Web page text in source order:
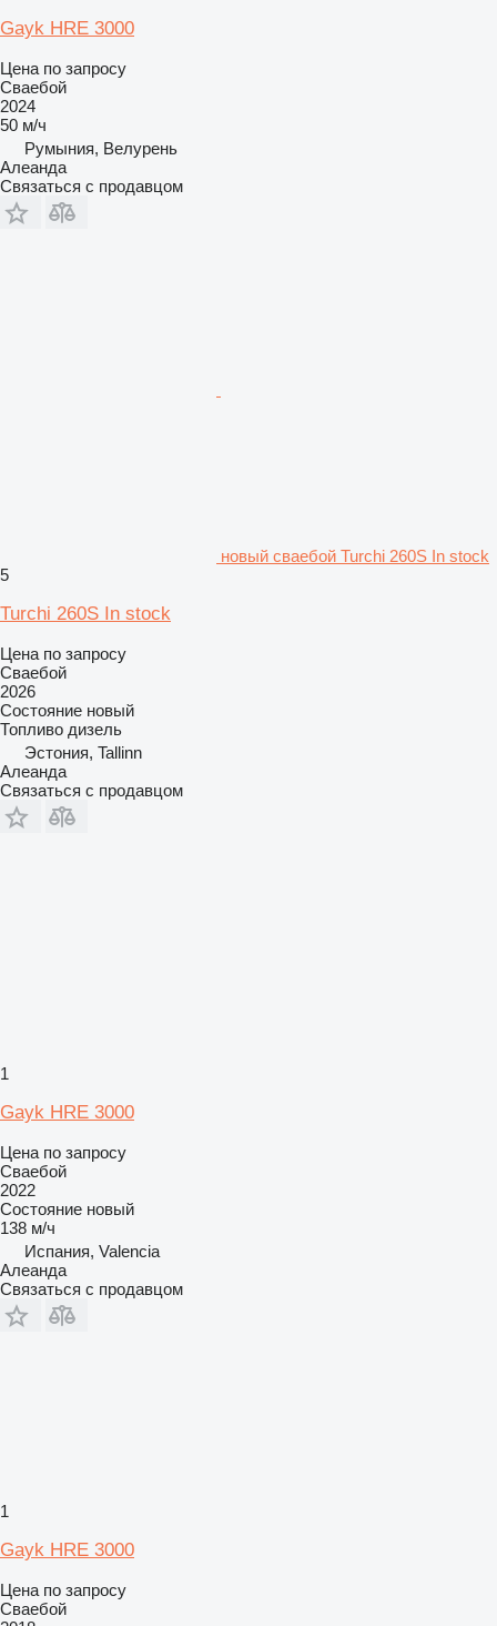
Gayk HRE 3000
Цена по запросу
Сваебой
2024
50 м/ч
Румыния, Велурень
Алеанда
Связаться с продавцом
новый сваебой Turchi 260S In stock
5
Turchi 260S In stock
Цена по запросу
Сваебой
2026
Состояние новый
Топливо дизель
Эстония, Tallinn
Алеанда
Связаться с продавцом
1
Gayk HRE 3000
Цена по запросу
Сваебой
2022
Состояние новый
138 м/ч
Испания, Valencia
Алеанда
Связаться с продавцом
1
Gayk HRE 3000
Цена по запросу
Сваебой